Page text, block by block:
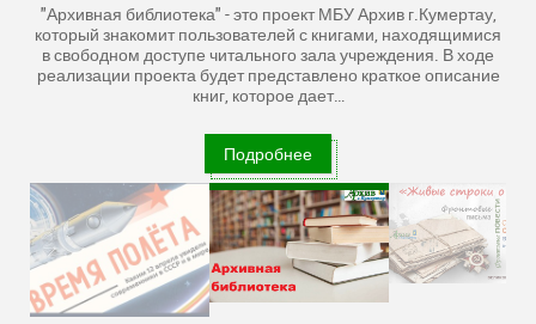
"Архивная библиотека" - это проект МБУ Архив г.Кумертау,
который знакомит пользователей с книгами, находящимися
в свободном доступе читального зала учреждения. В ходе
реализации проекта будет представлено краткое описание
книг, которое дает…
Подробнее